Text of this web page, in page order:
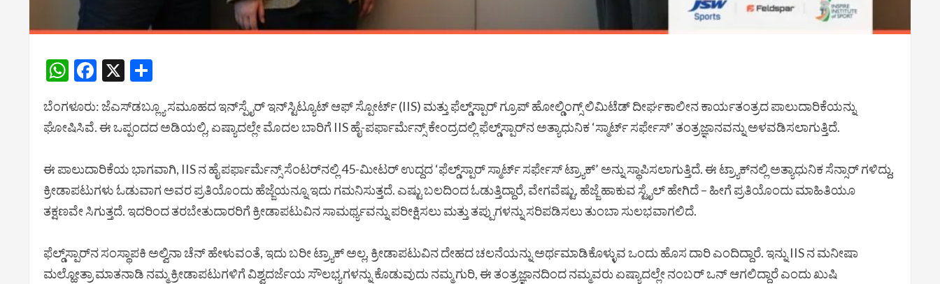
WhatsApp
Facebook
X
ಬೆಂಗಳೂರು: ಜೆಎಸ್‌ಡಬ್ಲ್ಯೂ ಸಮೂಹದ ಇನ್‌ಸ್ಪೈರ್ ಇನ್‌ಸ್ಟಿಟ್ಯೂಟ್ ಆಫ್ ಸ್ಪೋರ್ಟ್ (IIS) ಮತ್ತು ಫೆಲ್ಡ್‌ಸ್ಪಾರ್ ಗ್ರೂಪ್ ಹೋಲ್ಡಿಂಗ್ಸ್ ಲಿಮಿಟೆಡ್ ದೀರ್ಘಕಾಲೀನ ಕಾರ್ಯತಂತ್ರದ ಪಾಲುದಾರಿಕೆಯನ್ನು
ಘೋಷಿಸಿವೆ. ಈ ಒಪ್ಪಂದದ ಅಡಿಯಲ್ಲಿ, ಏಷ್ಯಾದಲ್ಲೇ ಮೊದಲ ಬಾರಿಗೆ IIS ಹೈ-ಪರ್ಫಾರ್ಮೆನ್ಸ್ ಕೇಂದ್ರದಲ್ಲಿ ಫೆಲ್ಡ್‌ಸ್ಪಾರ್‌ನ ಅತ್ಯಾಧುನಿಕ ‘ಸ್ಮಾರ್ಟ್ ಸರ್ಫೇಸ್’ ತಂತ್ರಜ್ಞಾನವನ್ನು ಅಳವಡಿಸಲಾಗುತ್ತಿದೆ.
ಈ ಪಾಲುದಾರಿಕೆಯ ಭಾಗವಾಗಿ, IIS ನ ಹೈ ಪರ್ಫಾರ್ಮೆನ್ಸ್ ಸೆಂಟರ್‌ನಲ್ಲಿ 45-ಮೀಟರ್ ಉದ್ದದ ‘ಫೆಲ್ಡ್‌ಸ್ಪಾರ್ ಸ್ಮಾರ್ಟ್ ಸರ್ಫೇಸ್ ಟ್ರ್ಯಾಕ್’ ಅನ್ನು ಸ್ಥಾಪಿಸಲಾಗುತ್ತಿದೆ. ಈ ಟ್ರ್ಯಾಕ್‌ನಲ್ಲಿ ಅತ್ಯಾಧುನಿಕ ಸೆನ್ಸಾರ್‌ ಗಳಿದ್ದು,
ಕ್ರೀಡಾಪಟುಗಳು ಓಡುವಾಗ ಅವರ ಪ್ರತಿಯೊಂದು ಹೆಜ್ಜೆಯನ್ನೂ ಇದು ಗಮನಿಸುತ್ತದೆ. ಎಷ್ಟು ಬಲದಿಂದ ಓಡುತ್ತಿದ್ದಾರೆ, ವೇಗವೆಷ್ಟು, ಹೆಜ್ಜೆ ಹಾಕುವ ಸ್ಟೈಲ್ ಹೇಗಿದೆ – ಹೀಗೆ ಪ್ರತಿಯೊಂದು ಮಾಹಿತಿಯೂ
ತಕ್ಷಣವೇ ಸಿಗುತ್ತದೆ. ಇದರಿಂದ ತರಬೇತುದಾರರಿಗೆ ಕ್ರೀಡಾಪಟುವಿನ ಸಾಮರ್ಥ್ಯವನ್ನು ಪರೀಕ್ಷಿಸಲು ಮತ್ತು ತಪ್ಪುಗಳನ್ನು ಸರಿಪಡಿಸಲು ತುಂಬಾ ಸುಲಭವಾಗಲಿದೆ.
ಫೆಲ್ಡ್‌ಸ್ಪಾರ್‌ನ ಸಂಸ್ಥಾಪಕಿ ಅಲ್ವಿನಾ ಚೆನ್ ಹೇಳುವಂತೆ, ಇದು ಬರೀ ಟ್ರ್ಯಾಕ್ ಅಲ್ಲ, ಕ್ರೀಡಾಪಟುವಿನ ದೇಹದ ಚಲನೆಯನ್ನು ಅರ್ಥಮಾಡಿಕೊಳ್ಳುವ ಒಂದು ಹೊಸ ದಾರಿ ಎಂದಿದ್ದಾರೆ. ಇನ್ನು IIS ನ ಮನೀಷಾ
ಮಲ್ಹೋತ್ರಾ ಮಾತನಾಡಿ ನಮ್ಮ ಕ್ರೀಡಾಪಟುಗಳಿಗೆ ವಿಶ್ವದರ್ಜೆಯ ಸೌಲಭ್ಯಗಳನ್ನು ಕೊಡುವುದು ನಮ್ಮ ಗುರಿ, ಈ ತಂತ್ರಜ್ಞಾನದಿಂದ ನಮ್ಮವರು ಏಷ್ಯಾದಲ್ಲೇ ನಂಬರ್ ಒನ್ ಆಗಲಿದ್ದಾರೆ ಎಂದು ಖುಷಿ